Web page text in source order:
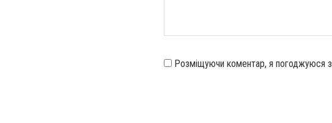
Розміщуючи коментар, я погоджуюся з